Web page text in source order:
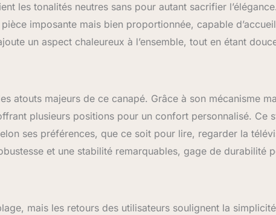
les tonalités neutres sans pour autant sacrifier
imposante mais bien proportionnée, capable
un aspect chaleureux à l’ensemble, tout en étant
atouts majeurs de ce canapé. Grâce à son mécanisme
plusieurs positions pour un confort personnalisé. Ce
ses préférences, que ce soit pour lire, regarder la
et une stabilité remarquables, gage de durabilité
mais les retours des utilisateurs soulignent la